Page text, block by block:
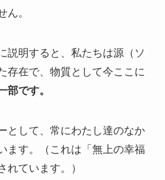
ん。
説明すると、私たちは源（ソ
存在で、物質として今ここに
部です。
として、常にわたし達のなか
ます。（これは「無上の幸福
れています。）